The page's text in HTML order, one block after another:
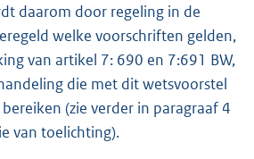
daarom door regeling in de
welke voorschriften gelden,
van artikel 7: 690 en 7:691 BW,
die met dit wetsvoorstel
(zie verder in paragraaf 4
van toelichting).